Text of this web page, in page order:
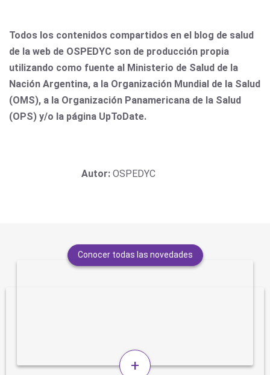
Todos los contenidos compartidos en el blog de salud
de la web de OSPEDYC son de producción propia
utilizando como fuente al Ministerio de Salud de la
Nación Argentina, a la Organización Mundial de la Salud
(OMS), a la Organización Panamericana de la Salud
(OPS) y/o la página UpToDate.
Autor: OSPEDYC
Conocer todas las novedades
+